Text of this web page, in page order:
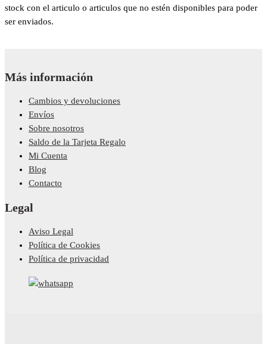
stock con el articulo o articulos que no estén disponibles para poder
ser enviados.
Más información
Cambios y devoluciones
Envíos
Sobre nosotros
Saldo de la Tarjeta Regalo
Mi Cuenta
Blog
Contacto
Legal
Aviso Legal
Política de Cookies
Política de privacidad